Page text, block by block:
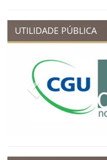
UTILIDADE PÚBLICA
Previous